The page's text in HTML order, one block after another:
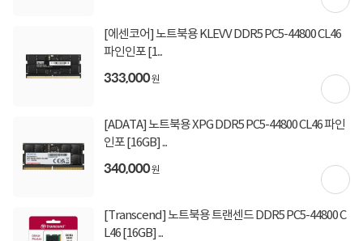
[에센코어] 노트북용 KLEVV DDR5 PC5-44800 CL46
파인인포 [1...
333,000원
[ADATA] 노트북용 XPG DDR5 PC5-44800 CL46 파인
인포 [16GB] ...
340,000원
[Transcend] 노트북용 트랜센드 DDR5 PC5-44800 C
L46 [16GB] ...